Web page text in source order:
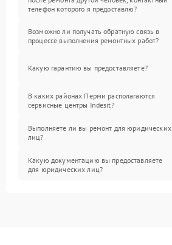
телефон которого я предоставлю?
Возможно ли получать обратную связь в
процессе выполнения ремонтных работ?
Какую гарантию вы предоставляете?
В каких районах Перми располагаются
сервисные центры Indesit?
Выполняете ли вы ремонт для юридических
лиц?
Какую документацию вы предоставляете
для юридических лиц?